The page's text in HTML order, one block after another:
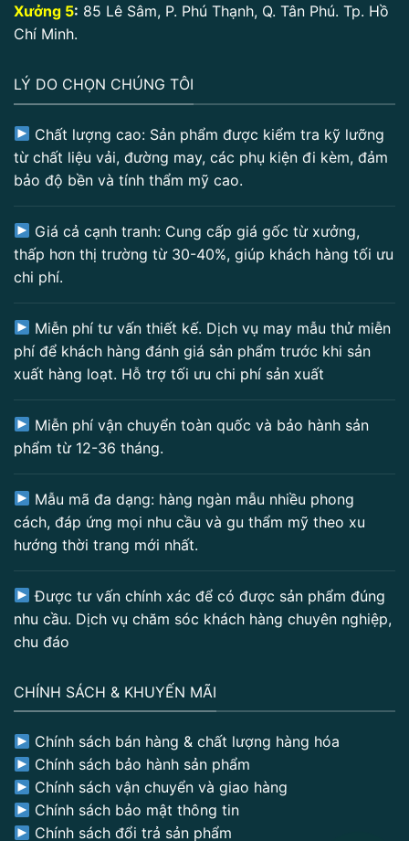
Xưởng 5: 85 Lê Sâm, P. Phú Thạnh, Q. Tân Phú. Tp. Hồ
Chí Minh.
LÝ DO CHỌN CHÚNG TÔI
Chất lượng cao: Sản phẩm được kiểm tra kỹ lưỡng
từ chất liệu vải, đường may, các phụ kiện đi kèm, đảm
bảo độ bền và tính thẩm mỹ cao.
Giá cả cạnh tranh: Cung cấp giá gốc từ xưởng,
thấp hơn thị trường từ 30-40%, giúp khách hàng tối ưu
chi phí.
Miễn phí tư vấn thiết kế. Dịch vụ may mẫu thử miễn
phí để khách hàng đánh giá sản phẩm trước khi sản
xuất hàng loạt. Hỗ trợ tối ưu chi phí sản xuất
Miễn phí vận chuyển toàn quốc và bảo hành sản
phẩm từ 12-36 tháng.
Mẫu mã đa dạng: hàng ngàn mẫu nhiều phong
cách, đáp ứng mọi nhu cầu và gu thẩm mỹ theo xu
hướng thời trang mới nhất.
Được tư vấn chính xác để có được sản phẩm đúng
nhu cầu. Dịch vụ chăm sóc khách hàng chuyên nghiệp,
chu đáo
CHÍNH SÁCH & KHUYẾN MÃI
Chính sách bán hàng & chất lượng hàng hóa
Chính sách bảo hành sản phẩm
Chính sách vận chuyển và giao hàng
Chính sách bảo mật thông tin
Chính sách đổi trả sản phẩm